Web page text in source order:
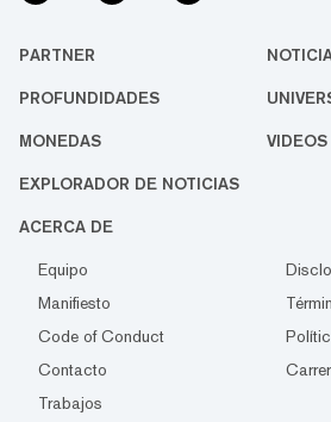
PARTNER
PROFUNDIDADES
MONEDAS VIDEOS
EXPLORADOR DE NOTICIAS
ACERCA DE
Equipo
Manifiesto
Code of Conduct
Contacto
Trabajos